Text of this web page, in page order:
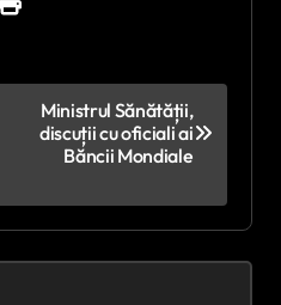
Ministrul Sănătății,
discuții cu oficiali ai
Băncii Mondiale